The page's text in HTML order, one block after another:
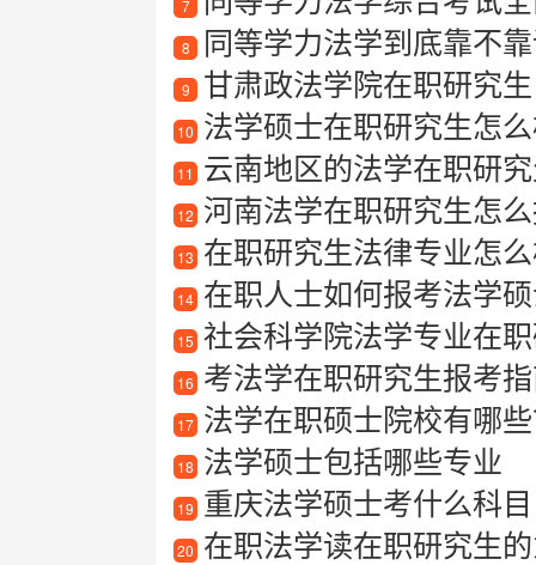
7
8 同等学力法学到底靠不
9 甘肃政法学院在职研究生
10 法学硕士在职研究生怎
11 云南地区的法学在职研究
12 河南法学在职研究生怎
13 在职研究生法律专业怎
14 在职人士如何报考法学
15 社会科学院法学专业在
16 考法学在职研究生报考
17 法学在职硕士院校有哪
18 法学硕士包括哪些专业
19 重庆法学硕士考什么科目
20 在职法学读在职研究生